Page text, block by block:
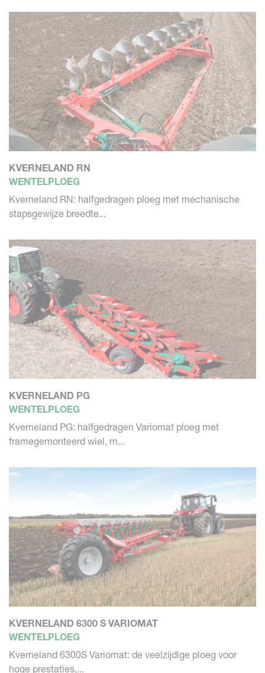
KVERNELAND RN
WENTELPLOEG
Kverneland RN: halfgedragen ploeg met mechanische
stapsgewijze breedte...
KVERNELAND PG
WENTELPLOEG
Kverneland PG: halfgedragen Variomat ploeg met
framegemonteerd wiel, m...
KVERNELAND 6300 S VARIOMAT
WENTELPLOEG
Kverneland 6300S Variomat: de veelzijdige ploeg voor
hoge prestaties,...